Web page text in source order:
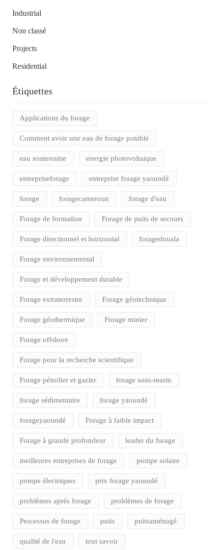
Industrial
Non classé
Projects
Residential
Étiquettes
Applications du forage
Comment avoir une eau de forage potable
eau souterraine energie photovoltaique
entrepriseforage entreprise forage yaoundé
forage foragecameroun forage d'eau
Forage de formation Forage de puits de secours
Forage directionnel et horizontal foragedouala
Forage environnemental
Forage et développement durable
Forage extraterrestre Forage géotechnique
Forage géothermique Forage minier
Forage offshore
Forage pour la recherche scientifique
Forage pétrolier et gazier forage sous-marin
forage sédimentaire forage yaoundé
forageyaoundé Forage à faible impact
Forage à grande profondeur leader du forage
meilleures entreprises de forage pompe solaire
pompe électriques prix forage yaoundé
problèmes après forage problèmes de forage
Processus de forage puits puitsaménagé
qualité de l'eau tout savoir